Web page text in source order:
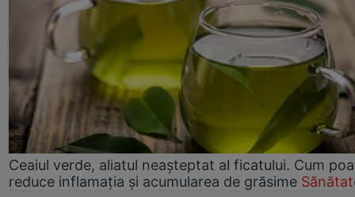
Ceaiul verde, aliatul neașteptat al ficatului. Cum
reduce inflamația și acumularea de grăsime